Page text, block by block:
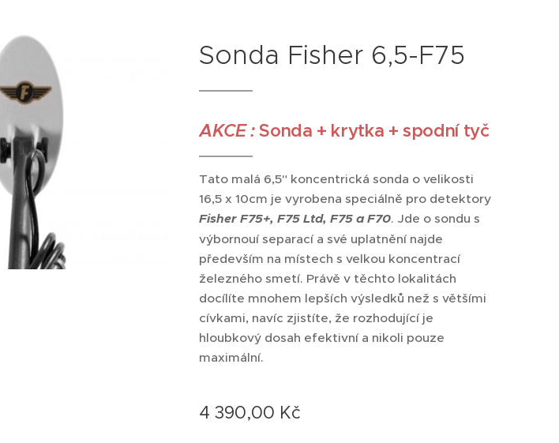
Sonda Fisher 6,5-F75
AKCE :Sonda + krytka + spodní tyč
Tato malá 6,5" koncentrická sonda o velikosti
16,5 x 10cm je vyrobena speciálně pro detektory
Fisher F75+, F75 Ltd, F75 a F70. Jde o sondu s
výbornouí separací a své uplatnění najde
především na místech s velkou koncentrací
železného smetí. Právě v těchto lokalitách
docílíte mnohem lepších výsledků než s většími
cívkami, navíc zjistíte, že rozhodující je
hloubkový dosah efektivní a nikoli pouze
maximální.
4 390,00 Kč